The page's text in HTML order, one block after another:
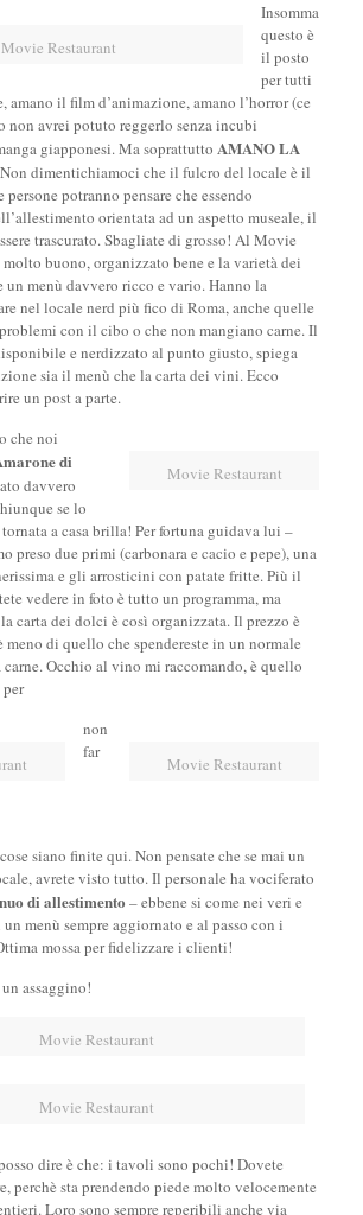
Movie Restaurant
Insomma
questo è
il posto
per tutti
amano il film d’animazione, amano l’horror (ce
non avrei potuto reggerlo senza incubi
giapponesi. Ma soprattutto AMANO LA
dimentichiamoci che il fulcro del locale è il
potranno pensare che essendo
orientata ad un aspetto museale, il
trascurato. Sbagliate di grosso! Al Movie
buono, organizzato bene e la varietà dei
un menù davvero ricco e vario. Hanno la
nel locale nerd più fico di Roma, anche quelle
con il cibo o che non mangiano carne. Il
e nerdizzato al punto giusto, spiega
sia il menù che la carta dei vini. Ecco
un post a parte.
Movie Restaurant
che noi
di
davvero
se lo
a casa brilla! Per fortuna guidava lui –
preso due primi (carbonara e cacio e pepe), una
e gli arrosticini con patate fritte. Più il
vedere in foto è tutto un programma, ma
carta dei dolci è così organizzata. Il prezzo è
di quello che spendereste in un normale
Occhio al vino mi raccomando, è quello
Movie Restaurant
non
far
siano finite qui. Non pensate che se mai un
avrete visto tutto. Il personale ha vociferato
di allestimento – ebbene si come nei veri e
menù sempre aggiornato e al passo con i
mossa per fidelizzare i clienti!
assaggino!
Movie Restaurant
Movie Restaurant
dire è che: i tavoli sono pochi! Dovete
perchè sta prendendo piede molto velocemente
Loro sono sempre reperibili anche via